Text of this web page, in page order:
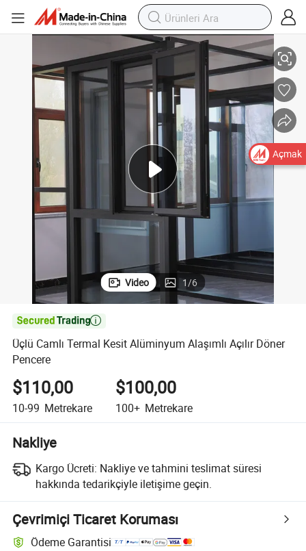
Üçlü Camlı Termal Kesit Alüminyum Alaşımlı Açılır Döner Pencere
Video 1/6

Üçlü Camlı Termal Kesit Alüminyum Alaşımlı Açılır Döner
Pencere
$110,00
10-99 Metrekare
$100,00
100+ Metrekare
Nakliye
Kargo Ücreti: Nakliye ve tahmini teslimat süresi
hakkında tedarikçiyle iletişime geçin.
Çevrimiçi Ticaret Koruması
Ödeme Garantisi
Açmak